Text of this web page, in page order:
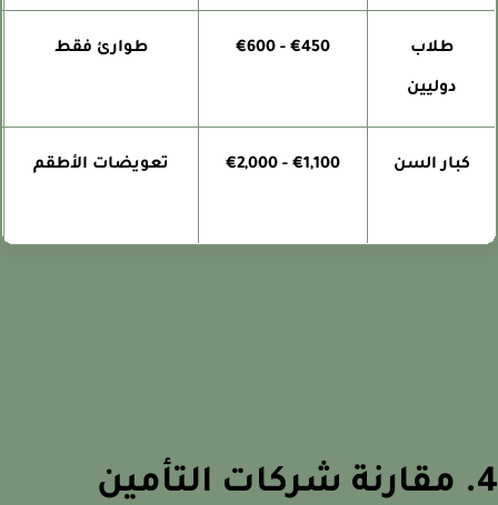
طلاب
دوليين
€450 - €600 طوارئ فقط
كبار السن €1,100 - €2,000 تعويضات الأطقم
4. مقارنة شركات التأمين